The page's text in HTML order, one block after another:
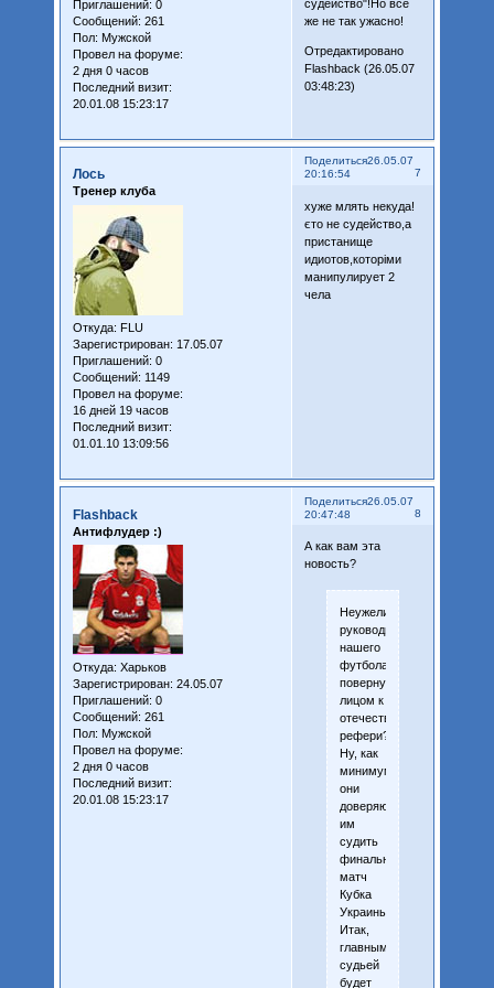
Приглашений: 0
Сообщений: 261
Пол: Мужской
Провел на форуме:
2 дня 0 часов
Последний визит:
20.01.08 15:23:17
судейство"!Но всё
же не так ужасно!
Отредактировано
Flashback (26.05.07
03:48:23)
Поделиться
7
26.05.07
20:16:54
Лось
Тренер клуба
Откуда: FLU
Зарегистрирован: 17.05.07
Приглашений: 0
Сообщений: 1149
Провел на форуме:
16 дней 19 часов
Последний визит:
01.01.10 13:09:56
хуже млять некуда!
єто не судейство,а
пристанище
идиотов,которіми
манипулирует 2
чела
Поделиться
8
26.05.07
20:47:48
Flashback
Антифлудер :)
Откуда: Харьков
Зарегистрирован: 24.05.07
Приглашений: 0
Сообщений: 261
Пол: Мужской
Провел на форуме:
2 дня 0 часов
Последний визит:
20.01.08 15:23:17
А как вам эта
новость?
Неужели
руководители
нашего
футбола
повернулось
лицом к
отечественным
рефери?
Ну, как
минимум,
они
доверяют
им
судить
финальный
матч
Кубка
Украины.
Итак,
главным
судьей
будет